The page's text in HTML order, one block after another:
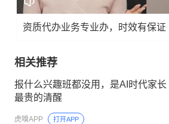
资质代办业务专业办，时效有保证
相关推荐
报什么兴趣班都没用，是AI时代家长
最贵的清醒
虎嗅APP 打开APP